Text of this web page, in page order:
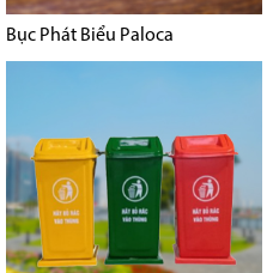
Bục Phát Biểu Paloca